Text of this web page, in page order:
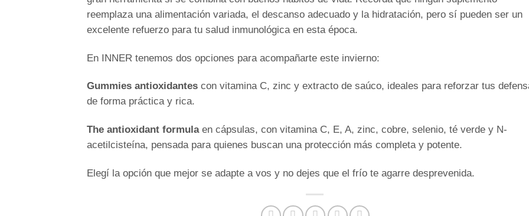
reemplaza una alimentación variada, el descanso adecuado y la hidratación, pero sí pueden ser un
excelente refuerzo para tu salud inmunológica en esta época.
En INNER tenemos dos opciones para acompañarte este invierno:
Gummies antioxidantes con vitamina C, zinc y extracto de saúco, ideales para reforzar tus
de forma práctica y rica.
The antioxidant formula en cápsulas, con vitamina C, E, A, zinc, cobre, selenio, té verde y N-
acetilcisteína, pensada para quienes buscan una protección más completa y potente.
Elegí la opción que mejor se adapte a vos y no dejes que el frío te agarre desprevenida.